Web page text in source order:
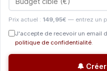
Prix actuel : 149,95€ — entrez un
J'accepte de recevoir un email
politique de confidentialité.
🔔